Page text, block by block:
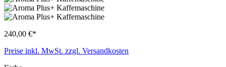
240,00 €*
Preise inkl. MwSt. zzgl. Versandkosten